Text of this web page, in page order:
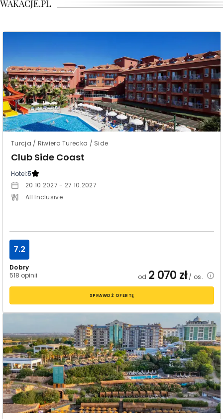
WAKACJE.PL
Turcja / Riwiera Turecka / Side
Club Side Coast
Hotel:5
20.10.2027 - 27.10.2027
All Inclusive
Dobry
518 opinii
7.2
od 2 070 zł/ os.
SPRAWDŹ OFERTĘ